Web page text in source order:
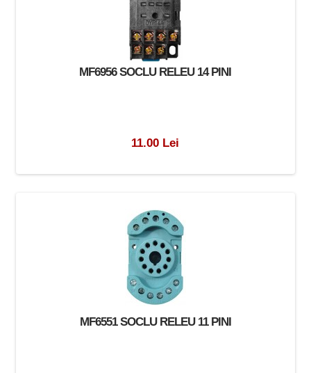
MF6956 SOCLU RELEU 14 PINI
11.00 Lei
MF6551 SOCLU RELEU 11 PINI